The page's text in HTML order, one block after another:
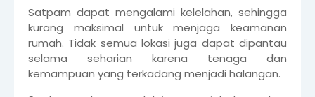
Satpam dapat mengalami kelelahan, sehingga
kurang maksimal untuk menjaga keamanan
rumah. Tidak semua lokasi juga dapat dipantau
selama seharian karena tenaga dan
kemampuan yang terkadang menjadi halangan.